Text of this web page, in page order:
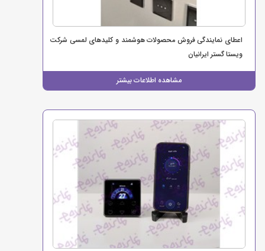
اعطای نمایندگی فروش محصولات هوشمند و کلیدهای لمسی شرکت
ویستا گستر ایرانیان
مشاهده اطلاعات بیشتر